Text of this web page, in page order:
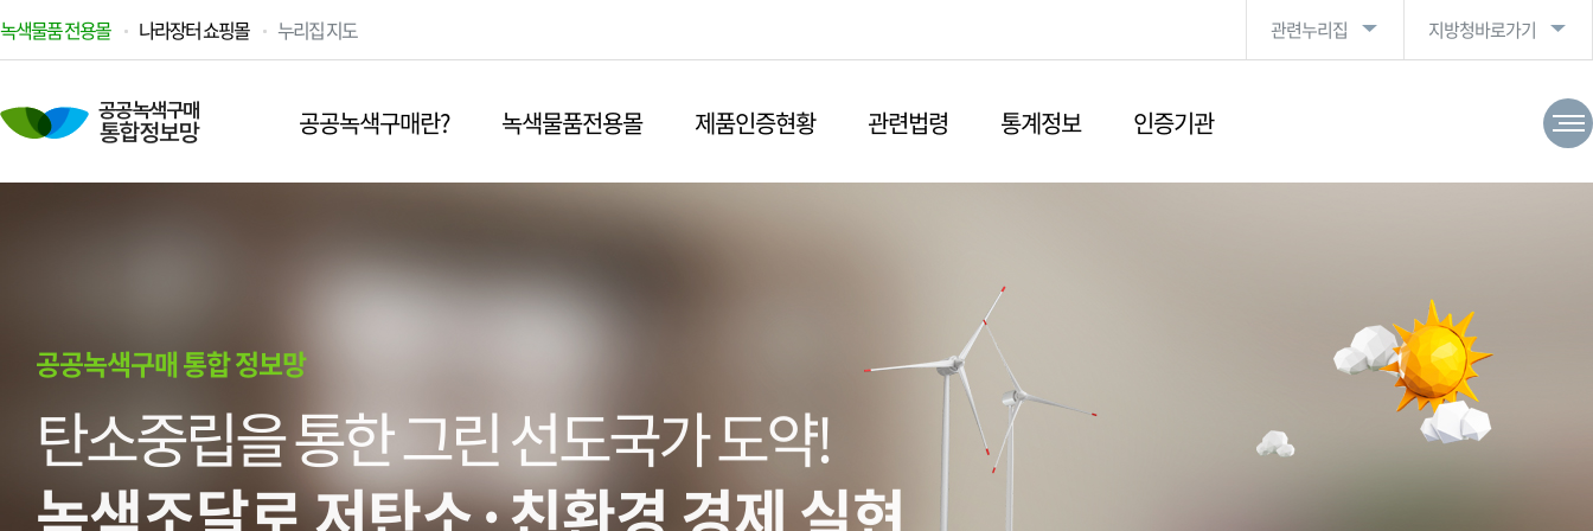
녹색물품 전용몰 나라장터 쇼핑몰 누리집 지도 관련누리집 지방청바로가기
공공녹색구매란? 녹색물품전용몰 제품인증현황 관련법령 통계정보 인증기관
공공녹색구매 통합 정보망
탄소중립을 통한 그린 선도국가 도약!
녹색조달로 저탄소·친환경 경제 실현